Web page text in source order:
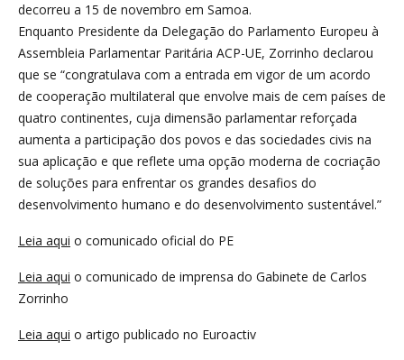
decorreu a 15 de novembro em Samoa.
Enquanto Presidente da Delegação do Parlamento Europeu à
Assembleia Parlamentar Paritária ACP-UE, Zorrinho declarou
que se “congratulava com a entrada em vigor de um acordo
de cooperação multilateral que envolve mais de cem países de
quatro continentes, cuja dimensão parlamentar reforçada
aumenta a participação dos povos e das sociedades civis na
sua aplicação e que reflete uma opção moderna de cocriação
de soluções para enfrentar os grandes desafios do
desenvolvimento humano e do desenvolvimento sustentável.”
Leia aqui o comunicado oficial do PE
Leia aqui o comunicado de imprensa do Gabinete de Carlos
Zorrinho
Leia aqui o artigo publicado no Euroactiv